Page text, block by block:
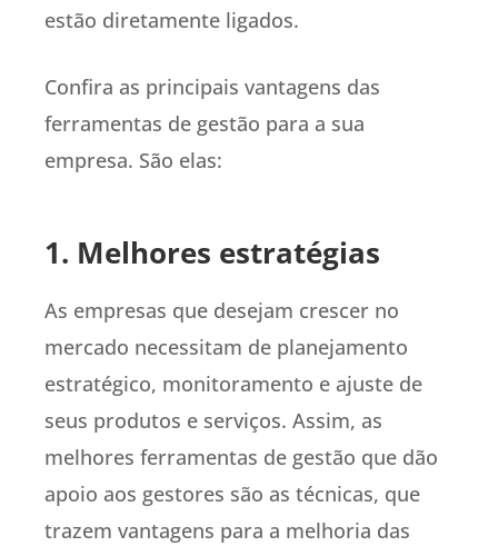
estão diretamente ligados.
Confira as principais vantagens das
ferramentas de gestão para a sua
empresa. São elas:
1. Melhores estratégias
As empresas que desejam crescer no
mercado necessitam de planejamento
estratégico, monitoramento e ajuste de
seus produtos e serviços. Assim, as
melhores ferramentas de gestão que dão
apoio aos gestores são as técnicas, que
trazem vantagens para a melhoria das